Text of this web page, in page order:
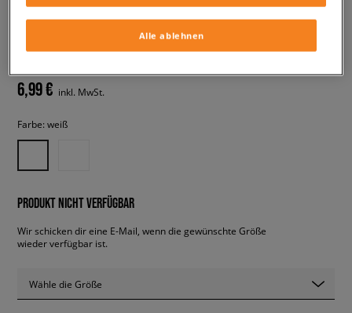
REEBOK SOCKEN 3 PACK
SOCKS QUARTER
6,99 € inkl. MwSt.
Farbe: weiß
PRODUKT NICHT VERFÜGBAR
Wir schicken dir eine E-Mail, wenn die gewünschte Größe
wieder verfügbar ist.
Wähle die Größe
Alle ablehnen